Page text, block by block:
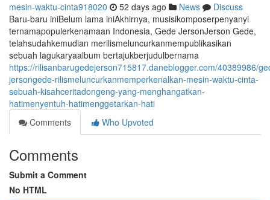
mesin-waktu-cinta918020 52 days ago News
Discuss
Baru-baru iniBelum lama iniAkhirnya, musisikomposerpenyanyi
ternamapopulerkenamaan Indonesia, Gede JersonJerson Gede,
telahsudahkemudian merilismeluncurkanmempublikasikan
sebuah lagukaryaalbum bertajukberjudulbernama
https://rilisanbarugedejerson715817.daneblogger.com/40389986/
jersongede-rilismeluncurkanmemperkenalkan-mesin-waktu-cinta-
sebuah-kisahceritadongeng-yang-menghangatkan-
hatimenyentuh-hatimenggetarkan-hati
Comments
Who Upvoted
Comments
Submit a Comment
No HTML